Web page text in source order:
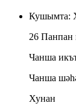
Кушымта:
26
Чанша
Чанша
Хунан